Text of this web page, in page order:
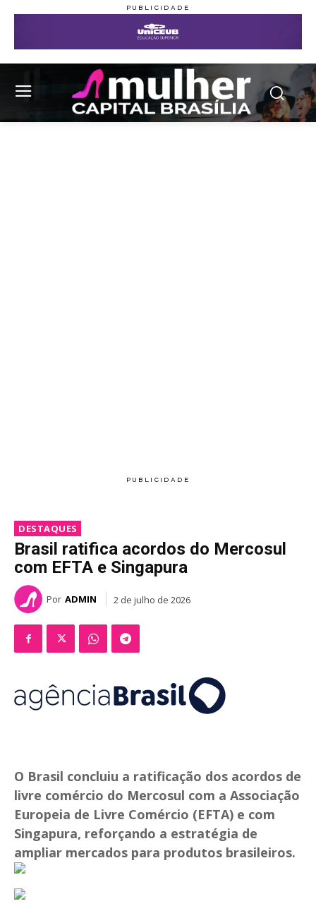
DESTAQUES
Brasil ratifica acordos do Mercosul
com EFTA e Singapura
Por ADMIN 2 de julho de 2026
O Brasil concluiu a ratificação dos acordos de
livre comércio do Mercosul com a Associação
Europeia de Livre Comércio (EFTA) e com
Singapura, reforçando a estratégia de
ampliar mercados para produtos brasileiros.